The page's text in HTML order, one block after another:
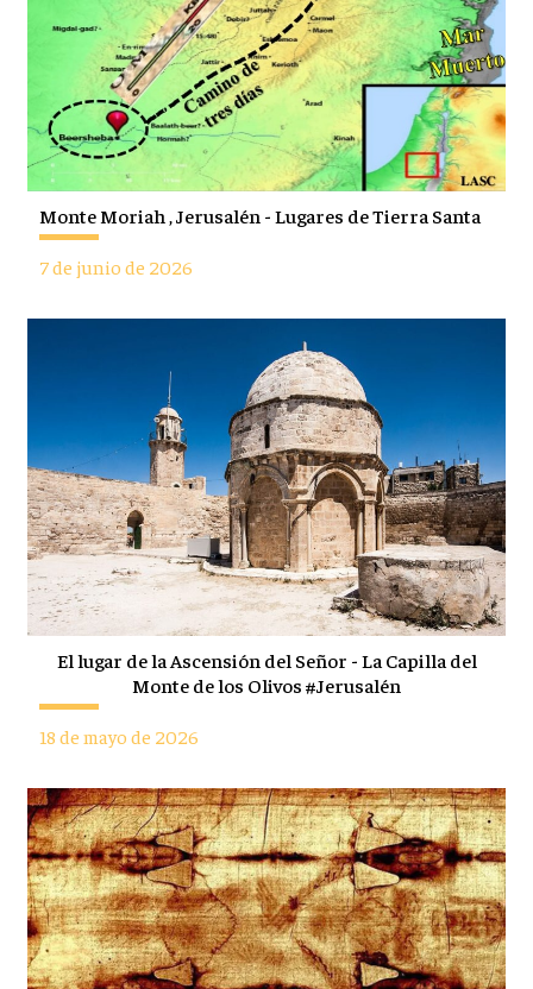
Monte Moriah , Jerusalén - Lugares de Tierra Santa
7 de junio de 2026
El lugar de la Ascensión del Señor - La Capilla del
Monte de los Olivos #Jerusalén
18 de mayo de 2026